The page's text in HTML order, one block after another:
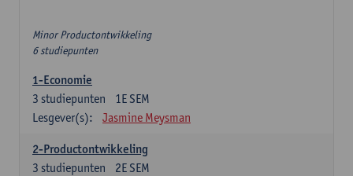
Minor Productontwikkeling
6 studiepunten
1-Economie
1E SEM
3 studiepunten
Lesgever(s):
Jasmine Meysman
2-Productontwikkeling
2E SEM
3 studiepunten